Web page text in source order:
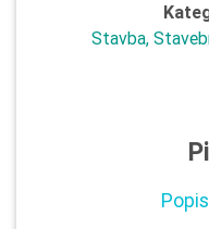
Stavba,